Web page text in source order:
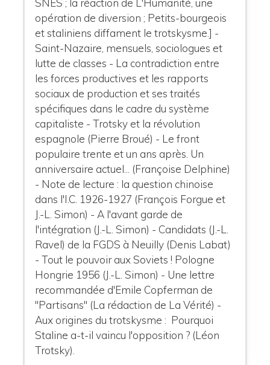
SNES ; la réaction de L'Humanité, une
opération de diversion ; Petits-bourgeois
et staliniens diffament le trotskysme.] -
Saint-Nazaire, mensuels, sociologues et
lutte de classes - La contradiction entre
les forces productives et les rapports
sociaux de production et ses traités
spécifiques dans le cadre du système
capitaliste - Trotsky et la révolution
espagnole (Pierre Broué) - Le front
populaire trente et un ans après. Un
anniversaire actuel... (Françoise Delphine)
- Note de lecture : la question chinoise
dans l'I.C. 1926-1927 (François Forgue et
J.-L. Simon) - A l'avant garde de
l'intégration (J.-L. Simon) - Candidats (J.-L.
Ravel) de la FGDS à Neuilly (Denis Labat)
- Tout le pouvoir aux Soviets ! Pologne
Hongrie 1956 (J.-L. Simon) - Une lettre
recommandée d'Emile Copferman de
"Partisans" (La rédaction de La Vérité) -
Aux origines du trotskysme : Pourquoi
Staline a-t-il vaincu l'opposition ? (Léon
Trotsky).